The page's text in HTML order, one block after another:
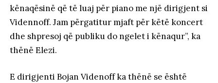
kënaqësinë që të luaj për piano me një dirigjent si
Vidennoff. Jam përgatitur mjaft për këtë koncert
dhe shpresoj që publiku do ngelet i kënaqur”, ka
thënë Elezi.
E dirigjenti Bojan Videnoff ka thënë se është